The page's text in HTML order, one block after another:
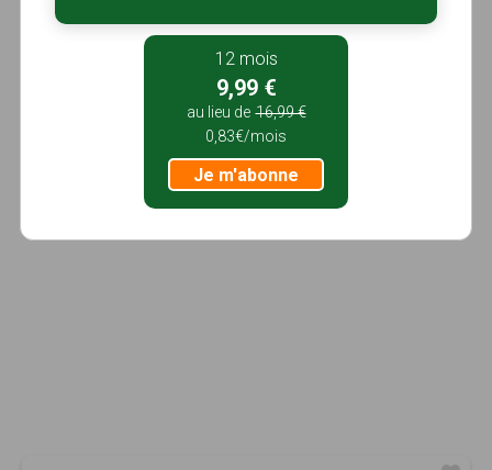
12 mois
9,99 €
au lieu de 16,99 €
0,83€/mois
Je m'abonne